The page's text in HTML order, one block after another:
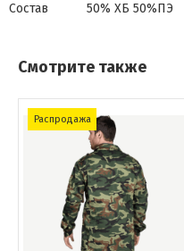
Состав
50% ХБ 50%ПЭ
Смотрите также
Распродажа